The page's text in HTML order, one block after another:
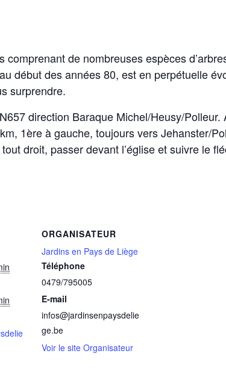
de nombreuses espèces
début des années 80, est en perpétuelle
surprendre.
direction Baraque Michel/Heusy/
1ère à gauche, toujours vers Jehanster/
droit, passer devant l’église et suivre le
ORGANISATEUR
Jardins en Pays de Liège
Téléphone
0479/795005
E-mail
infos@jardinsenpaysdelie
ge.be
Voir le site Organisateur